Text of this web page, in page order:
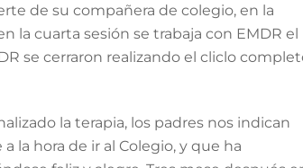
de su compañera de colegio, en la
la cuarta sesión se trabaja con EMDR el
se cerraron realizando el cliclo
la terapia, los padres nos indican
la hora de ir al Colegio, y que ha